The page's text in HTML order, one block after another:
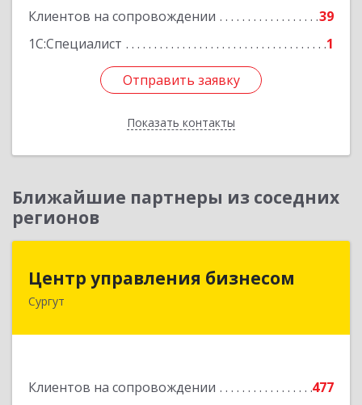
Клиентов на сопровождении
39
1С:Специалист
1
Отправить заявку
Показать контакты
Отправить заявку
Назад
Ближайшие партнеры из соседних
регионов
Центр управления бизнесом
Сургут
Клиентов на сопровождении
477
Центр управления бизнесом
628403, Ханты-Мансийский Автономный округ